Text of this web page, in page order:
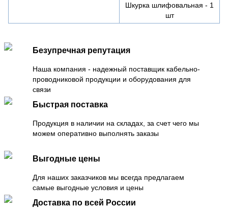
Шкурка шлифовальная - 1
шт
Безупречная репутация
Наша компания - надежный поставщик кабельно-
проводниковой продукции и оборудования для
связи
Быстрая поставка
Продукция в наличии на складах, за счет чего мы
можем оперативно выполнять заказы
Выгодные цены
Для наших заказчиков мы всегда предлагаем
самые выгодные условия и цены
Доставка по всей России